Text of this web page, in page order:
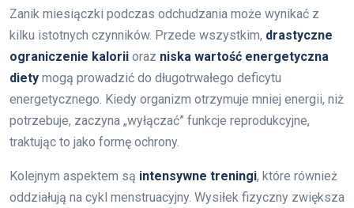
Zanik miesiączki podczas odchudzania może wynikać z
kilku istotnych czynników. Przede wszystkim, drastyczne
ograniczenie kalorii oraz niska wartość energetyczna
diety mogą prowadzić do długotrwałego deficytu
energetycznego. Kiedy organizm otrzymuje mniej energii, niż
potrzebuje, zaczyna „wyłączać” funkcje reprodukcyjne,
traktując to jako formę ochrony.
Kolejnym aspektem są intensywne treningi, które również
oddziałują na cykl menstruacyjny. Wysiłek fizyczny zwiększa